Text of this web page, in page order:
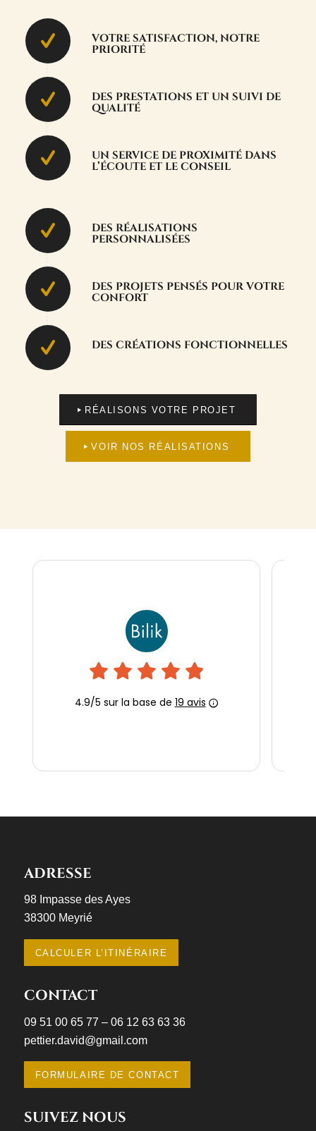
VOTRE SATISFACTION, NOTRE
PRIORITÉ
DES PRESTATIONS ET UN SUIVI DE
QUALITÉ
UN SERVICE DE PROXIMITÉ DANS
L’ÉCOUTE ET LE CONSEIL
DES RÉALISATIONS
PERSONNALISÉES
DES PROJETS PENSÉS POUR VOTRE
CONFORT
DES CRÉATIONS FONCTIONNELLES
RÉALISONS VOTRE PROJET
VOIR NOS RÉALISATIONS
ADRESSE
98 Impasse des Ayes
38300 Meyrié
CALCULER L’ITINÉRAIRE
CONTACT
09 51 00 65 77 – 06 12 63 63 36
pettier.david@gmail.com
FORMULAIRE DE CONTACT
SUIVEZ NOUS